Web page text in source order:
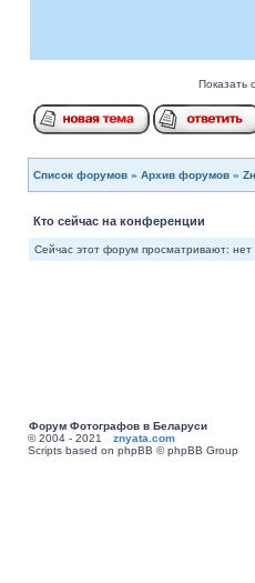
Показать
Список форумов » Архив форумов »
Кто сейчас на конференции
Сейчас этот форум просматривают: нет
Форум Фотографов в Беларуси
© 2004 - 2021 znyata.com
Scripts based on phpBB © phpBB Group